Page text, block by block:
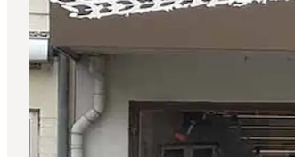
Regionen
Erlebnisse
Unterkünfte
Reiseplanung